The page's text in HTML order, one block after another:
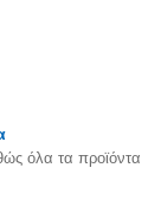
όλα τα προϊόντα